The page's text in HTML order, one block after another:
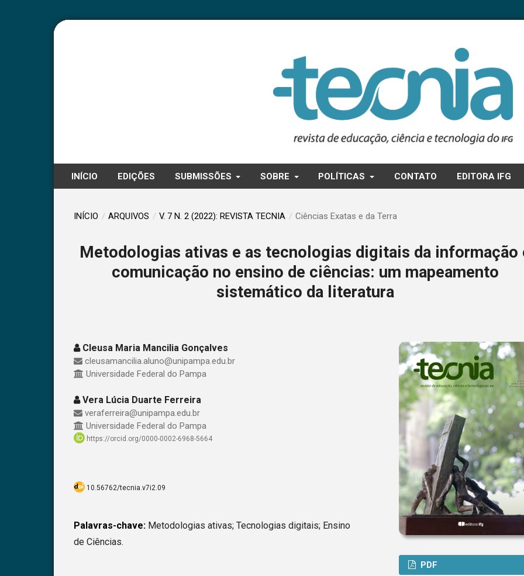
INÍCIO EDIÇÕES SUBMISSÕES SOBRE POLÍTICAS CONTATO EDITORA IFG
INÍCIO / ARQUIVOS / V. 7 N. 2 (2022): REVISTA TECNIA / Ciências Exatas e da Terra
Metodologias ativas e as tecnologias digitais da informação
comunicação no ensino de ciências: um mapeamento
sistemático da literatura
Cleusa Maria Mancilia Gonçalves
cleusamancilia.aluno@unipampa.edu.br
Universidade Federal do Pampa
Vera Lúcia Duarte Ferreira
veraferreira@unipampa.edu.br
Universidade Federal do Pampa
https://orcid.org/0000-0002-6968-5664
10.56762/tecnia.v7i2.09
Palavras-chave: Metodologias ativas; Tecnologias digitais; Ensino
de Ciências.
PDF